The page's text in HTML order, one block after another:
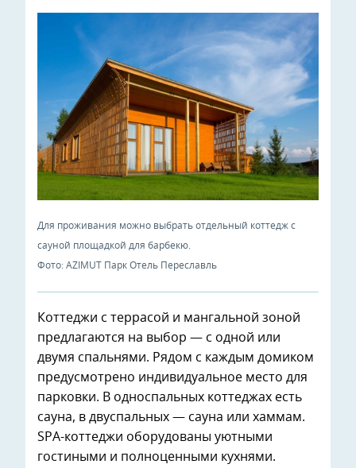
Для проживания можно выбрать отдельный коттедж с
сауной площадкой для барбекю.
Фото: AZIMUT Парк Отель Переславль
Коттеджи с террасой и мангальной зоной
предлагаются на выбор — с одной или
двумя спальнями. Рядом с каждым домиком
предусмотрено индивидуальное место для
парковки. В односпальных коттеджах есть
сауна, в двуспальных — сауна или хаммам.
SPA-коттеджи оборудованы уютными
гостиными и полноценными кухнями.